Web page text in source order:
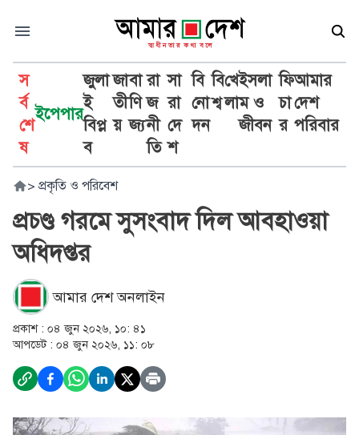
স
র্ব
শে
ষ
ইপেপার
জুলা
ই
বিপ্ল
ব
জা
তী
য়
বা
ণি
জ্য
রা
জ
নী
তি
সা
রা
দে
শ
বি
নো
দন
বি
শ্ব
খে
লা
ইসলা
ম ও
জীবন
ফি
চা
র
আমার
দেশ
পরিবার
> প্রকৃতি ও পরিবেশ
প্রচণ্ড গরমে সুসংবাদ দিল আবহাওয়া
অধিদপ্তর
আমার দেশ অনলাইন
প্রকাশ : ০৪ জুন ২০২৬, ১০: ৪১
আপডেট : ০৪ জুন ২০২৬, ১১: ০৮